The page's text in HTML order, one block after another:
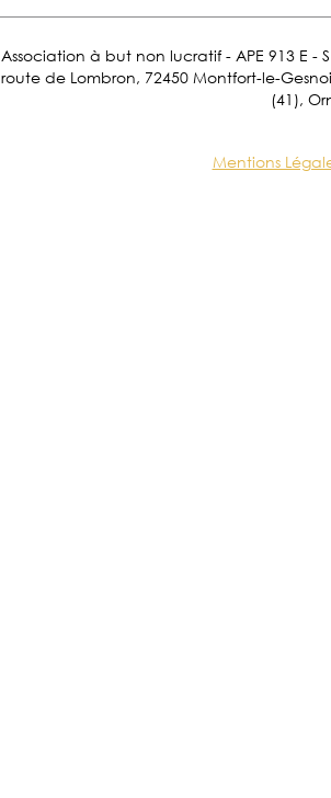
Association à but non lucratif - APE 913 E -
route de Lombron, 72450 Montfort-le-
(41),
Mentions